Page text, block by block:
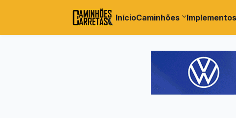
InícioCaminhões Implementos